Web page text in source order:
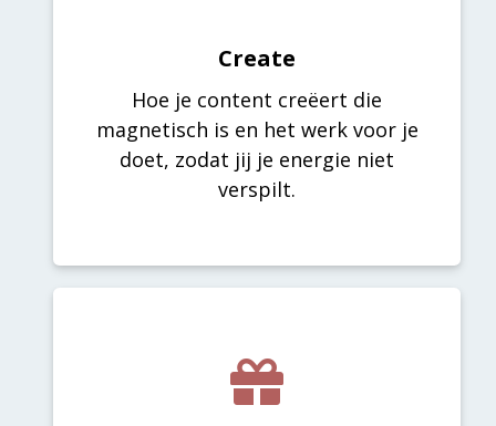
Create
Hoe je content creëert die
magnetisch is en het werk voor je
doet, zodat jij je energie niet
verspilt.